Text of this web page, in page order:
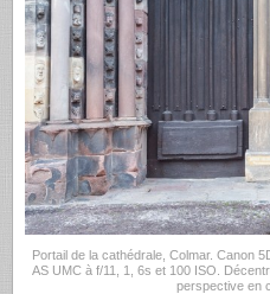
Portail de la cathédrale, Colmar. Canon
AS UMC à f/11, 1, 6s et 100 ISO.
perspective en